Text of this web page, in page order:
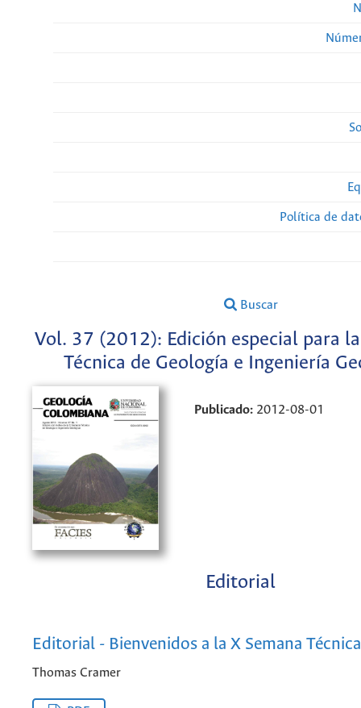
Política de
Buscar
Vol. 37 (2012): Edición especial para
Técnica de Geología e Ingeniería
Publicado: 2012-08-01
Editorial
Editorial - Bienvenidos a la X Semana Técnica
Thomas Cramer